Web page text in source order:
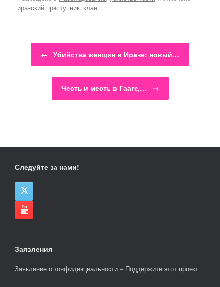
иранский преступник, клан.
Навигация по записям
← Убийства женщин в Иране: новый…
Честь и месть в Гааге,… →
Следуйте за нами!
Заявления
Заявление о конфиденциальности – Поддержите этот проект